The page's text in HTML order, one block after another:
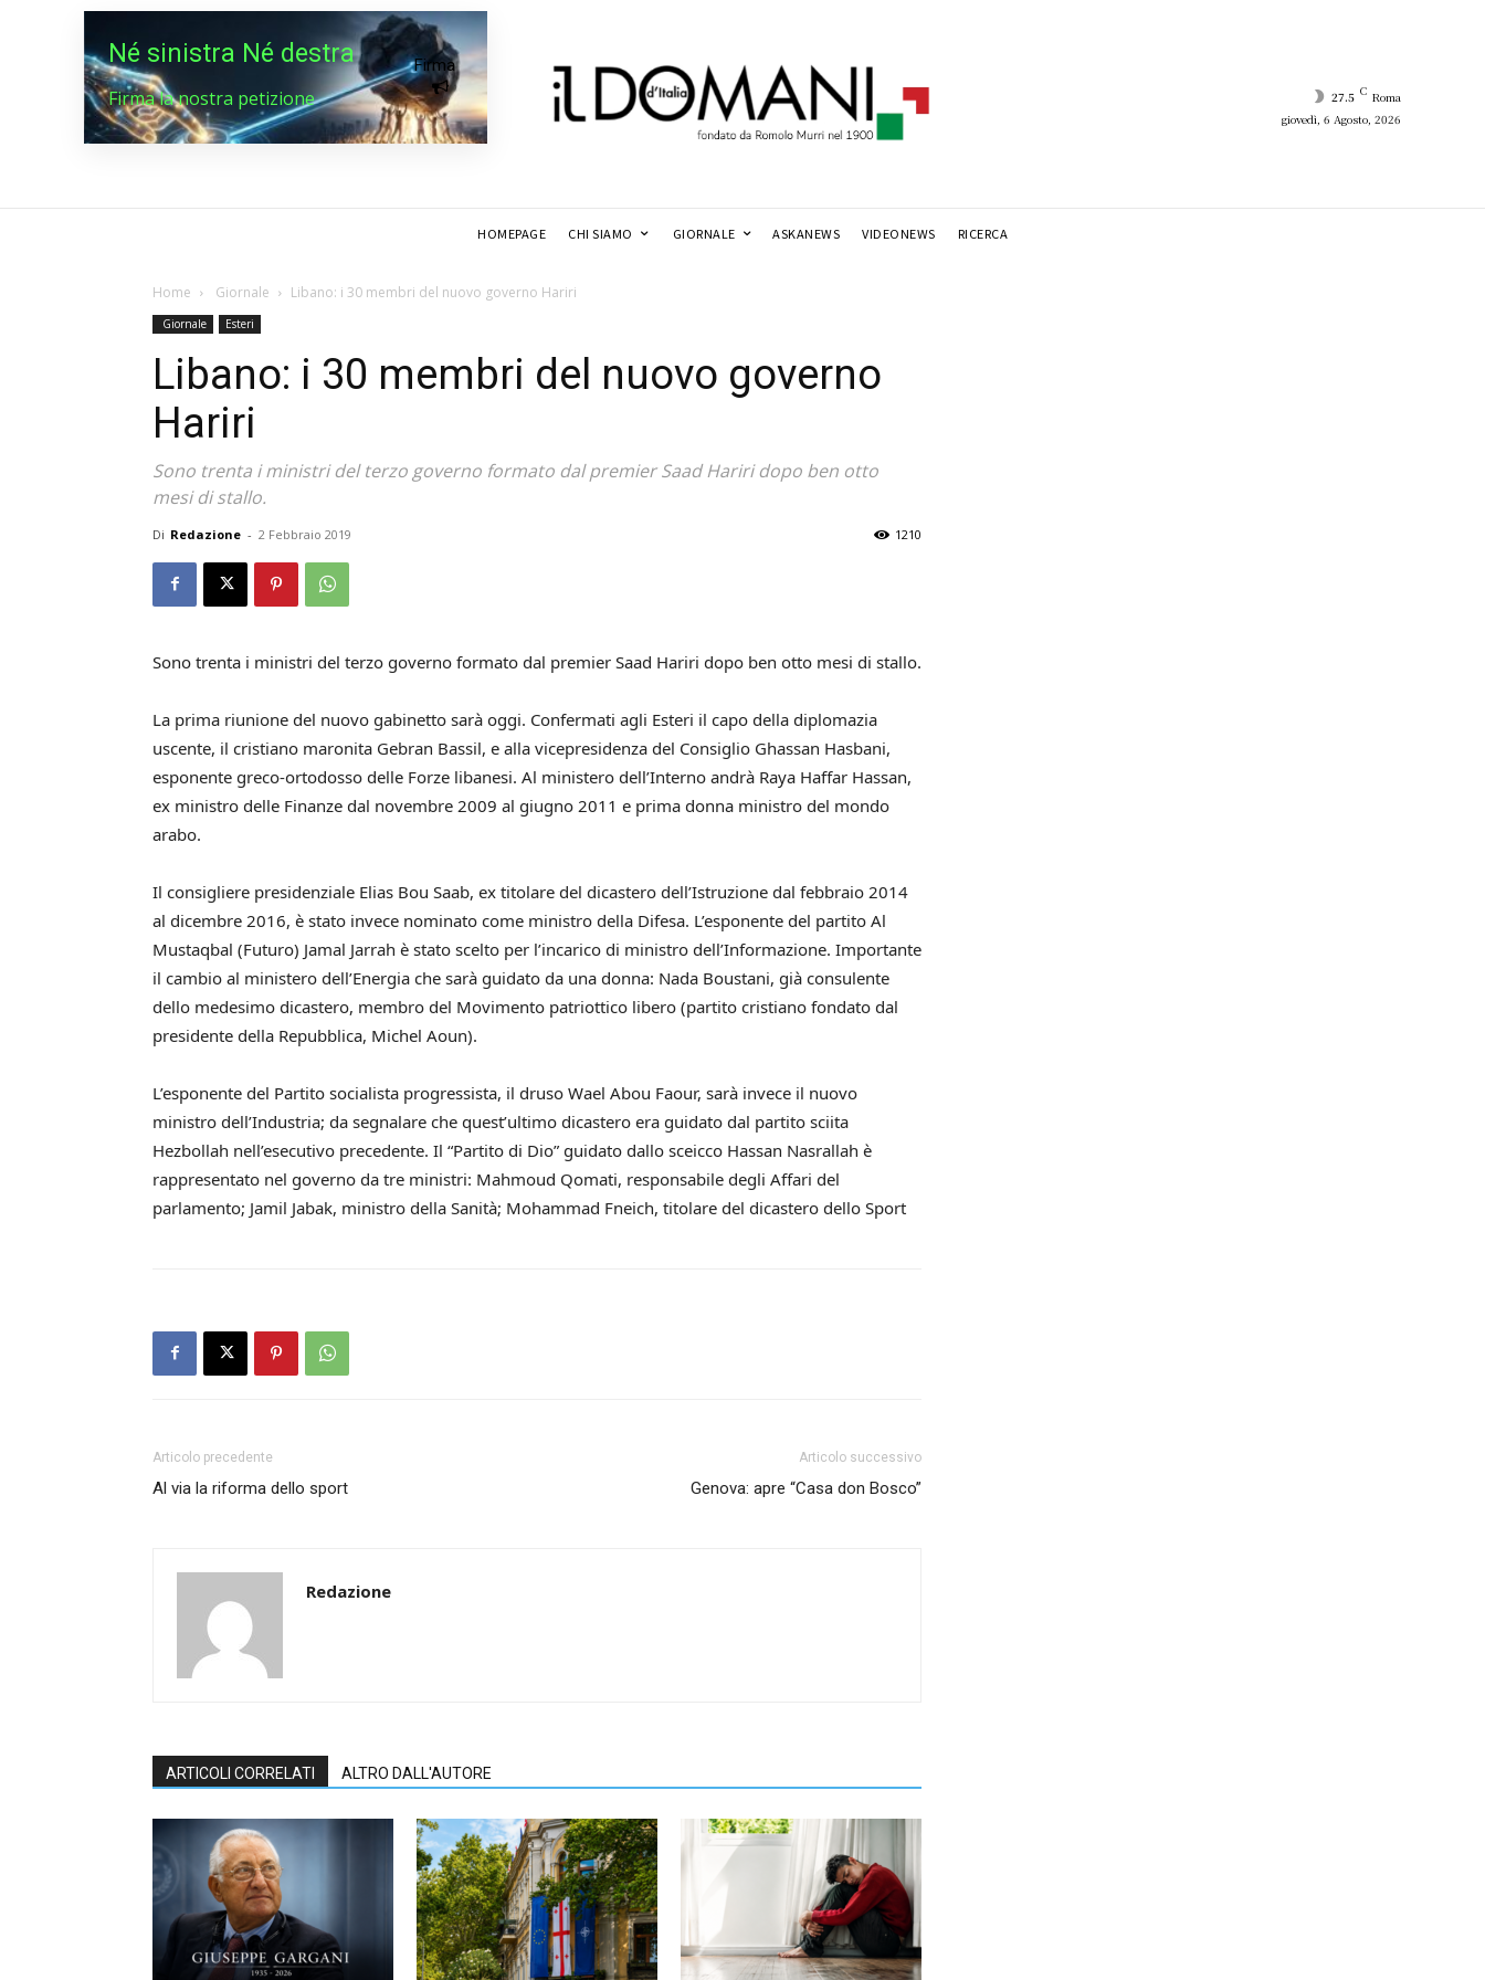
Né sinistra Né destra
Firma la nostra petizione
Firma
27.5 C Roma
giovedì, 6 Agosto, 2026
HOMEPAGE CHI SIAMO GIORNALE ASKANEWS VIDEONEWS RICERCA
Home Giornale Libano: i 30 membri del nuovo governo Hariri
Giornale Esteri
Libano: i 30 membri del nuovo governo
Hariri
Sono trenta i ministri del terzo governo formato dal premier Saad Hariri dopo ben otto
mesi di stallo.
Di Redazione - 2 Febbraio 2019 1210
Sono trenta i ministri del terzo governo formato dal premier Saad Hariri dopo ben otto mesi di stallo.
La prima riunione del nuovo gabinetto sarà oggi. Confermati agli Esteri il capo della diplomazia
uscente, il cristiano maronita Gebran Bassil, e alla vicepresidenza del Consiglio Ghassan Hasbani,
esponente greco-ortodosso delle Forze libanesi. Al ministero dell’Interno andrà Raya Haffar Hassan,
ex ministro delle Finanze dal novembre 2009 al giugno 2011 e prima donna ministro del mondo
arabo.
Il consigliere presidenziale Elias Bou Saab, ex titolare del dicastero dell’Istruzione dal febbraio 2014
al dicembre 2016, è stato invece nominato come ministro della Difesa. L’esponente del partito Al
Mustaqbal (Futuro) Jamal Jarrah è stato scelto per l’incarico di ministro dell’Informazione. Importante
il cambio al ministero dell’Energia che sarà guidato da una donna: Nada Boustani, già consulente
dello medesimo dicastero, membro del Movimento patriottico libero (partito cristiano fondato dal
presidente della Repubblica, Michel Aoun).
L’esponente del Partito socialista progressista, il druso Wael Abou Faour, sarà invece il nuovo
ministro dell’Industria; da segnalare che quest’ultimo dicastero era guidato dal partito sciita
Hezbollah nell’esecutivo precedente. Il “Partito di Dio” guidato dallo sceicco Hassan Nasrallah è
rappresentato nel governo da tre ministri: Mahmoud Qomati, responsabile degli Affari del
parlamento; Jamil Jabak, ministro della Sanità; Mohammad Fneich, titolare del dicastero dello Sport
Articolo precedente
Al via la riforma dello sport
Articolo successivo
Genova: apre “Casa don Bosco”
Redazione
ARTICOLI CORRELATI ALTRO DALL'AUTORE